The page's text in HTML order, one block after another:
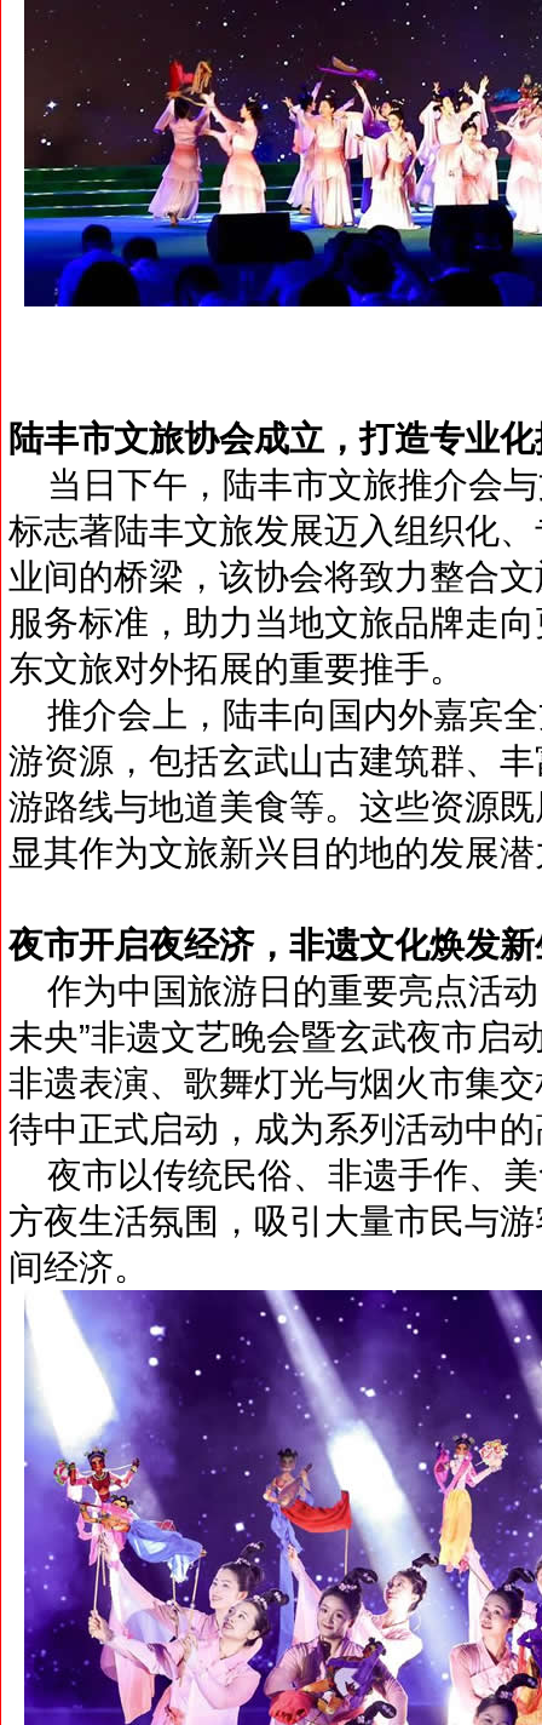
陆丰市文旅协会成立，打造专业
当日下午，陆丰市文旅推介会
标志著陆丰文旅发展迈入组织化
业间的桥梁，该协会将致力整合
服务标准，助力当地文旅品牌走
东文旅对外拓展的重要推手。
推介会上，陆丰向国内外嘉宾
游资源，包括玄武山古建筑群、
游路线与地道美食等。这些资源
显其作为文旅新兴目的地的发展
夜市开启夜经济，非遗文化焕发
作为中国旅游日的重要亮点活动
未央”非遗文艺晚会暨玄武夜市启
非遗表演、歌舞灯光与烟火市集
待中正式启动，成为系列活动中
夜市以传统民俗、非遗手作、
方夜生活氛围，吸引大量市民与
间经济。